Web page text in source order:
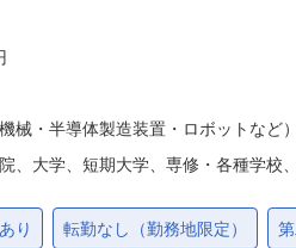
械・半導体製造装置・ロボットなど）
、大学、短期大学、専修・各種学校
り 転勤なし（勤務地限定）